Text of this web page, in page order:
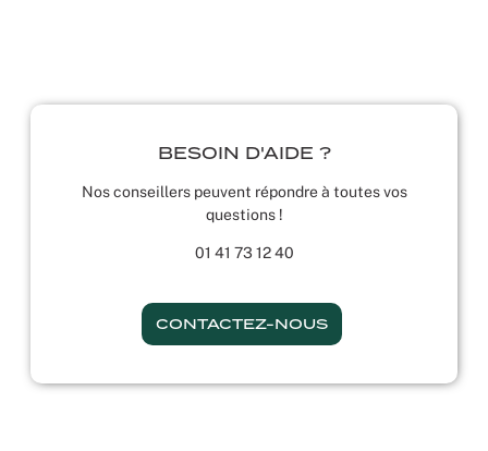
BESOIN D'AIDE ?
Nos conseillers peuvent répondre à toutes vos
questions !
01 41 73 12 40
CONTACTEZ-NOUS